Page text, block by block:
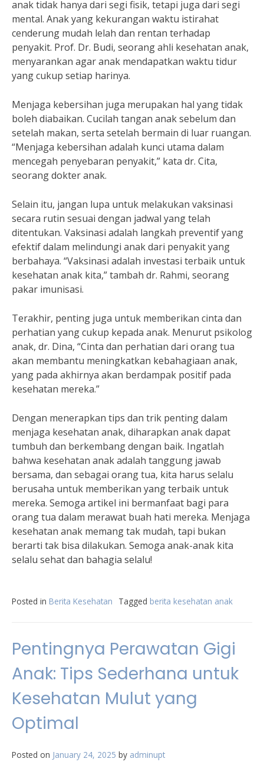
anak tidak hanya dari segi fisik, tetapi juga dari segi
mental. Anak yang kekurangan waktu istirahat
cenderung mudah lelah dan rentan terhadap
penyakit. Prof. Dr. Budi, seorang ahli kesehatan anak,
menyarankan agar anak mendapatkan waktu tidur
yang cukup setiap harinya.
Menjaga kebersihan juga merupakan hal yang tidak
boleh diabaikan. Cucilah tangan anak sebelum dan
setelah makan, serta setelah bermain di luar ruangan.
“Menjaga kebersihan adalah kunci utama dalam
mencegah penyebaran penyakit,” kata dr. Cita,
seorang dokter anak.
Selain itu, jangan lupa untuk melakukan vaksinasi
secara rutin sesuai dengan jadwal yang telah
ditentukan. Vaksinasi adalah langkah preventif yang
efektif dalam melindungi anak dari penyakit yang
berbahaya. “Vaksinasi adalah investasi terbaik untuk
kesehatan anak kita,” tambah dr. Rahmi, seorang
pakar imunisasi.
Terakhir, penting juga untuk memberikan cinta dan
perhatian yang cukup kepada anak. Menurut psikolog
anak, dr. Dina, “Cinta dan perhatian dari orang tua
akan membantu meningkatkan kebahagiaan anak,
yang pada akhirnya akan berdampak positif pada
kesehatan mereka.”
Dengan menerapkan tips dan trik penting dalam
menjaga kesehatan anak, diharapkan anak dapat
tumbuh dan berkembang dengan baik. Ingatlah
bahwa kesehatan anak adalah tanggung jawab
bersama, dan sebagai orang tua, kita harus selalu
berusaha untuk memberikan yang terbaik untuk
mereka. Semoga artikel ini bermanfaat bagi para
orang tua dalam merawat buah hati mereka. Menjaga
kesehatan anak memang tak mudah, tapi bukan
berarti tak bisa dilakukan. Semoga anak-anak kita
selalu sehat dan bahagia selalu!
Posted in Berita Kesehatan Tagged berita kesehatan anak
Pentingnya Perawatan Gigi
Anak: Tips Sederhana untuk
Kesehatan Mulut yang
Optimal
Posted on January 24, 2025 by adminupt